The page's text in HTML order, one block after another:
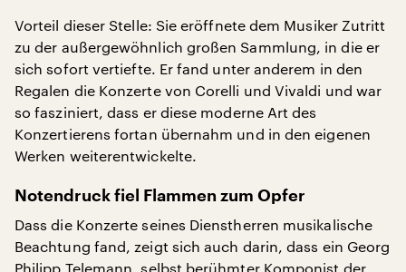
Vorteil dieser Stelle: Sie eröffnete dem Musiker Zutritt
zu der außergewöhnlich großen Sammlung, in die er
sich sofort vertiefte. Er fand unter anderem in den
Regalen die Konzerte von Corelli und Vivaldi und war
so fasziniert, dass er diese moderne Art des
Konzertierens fortan übernahm und in den eigenen
Werken weiterentwickelte.
Notendruck fiel Flammen zum Opfer
Dass die Konzerte seines Dienstherren musikalische
Beachtung fand, zeigt sich auch darin, dass ein Georg
Philipp Telemann, selbst berühmter Komponist der